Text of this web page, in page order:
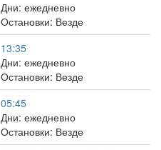
Дни: ежедневно
Остановки: Везде
13:35
Дни: ежедневно
Остановки: Везде
05:45
Дни: ежедневно
Остановки: Везде